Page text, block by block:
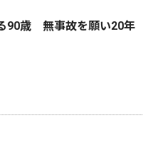
90歳 無事故を願い20年